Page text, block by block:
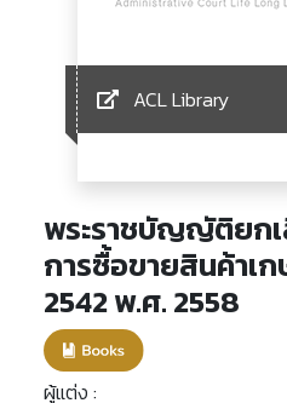
ACL Library
พระราชบัญญัติยก
การซื้อขายสินค้าเ
2542 พ.ศ. 2558
ผู้แต่ง :